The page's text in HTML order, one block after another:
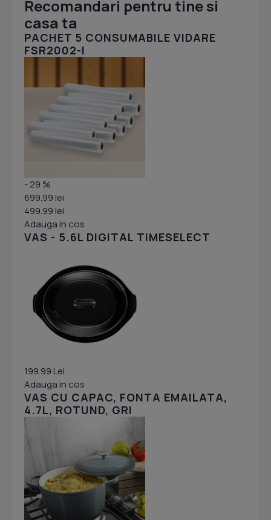
Recomandari pentru tine si
casa ta
PACHET 5 CONSUMABILE VIDARE
FSR2002-I
- 29 %
699.99 lei
499.99 lei
Adauga in cos
VAS - 5.6L DIGITAL TIMESELECT
199.99 Lei
Adauga in cos
VAS CU CAPAC, FONTA EMAILATA,
4.7L, ROTUND, GRI